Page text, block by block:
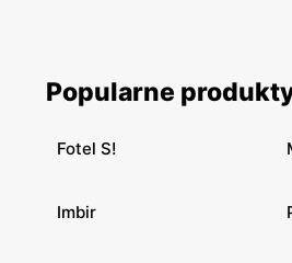
Popularne
Fotel S!
Imbir